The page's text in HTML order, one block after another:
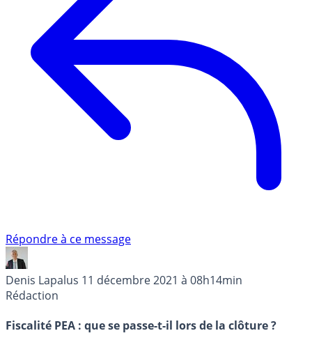
Répondre à ce message
Denis Lapalus 11 décembre 2021 à 08h14min
Rédaction
Fiscalité PEA : que se passe-t-il lors de la clôture ?